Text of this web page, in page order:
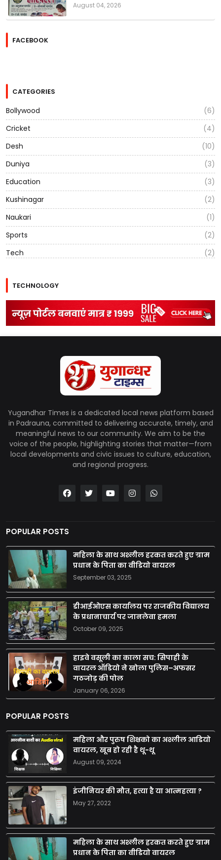
August 04, 2026
FACEBOOK
CATEGORIES
Bollywood
(6)
Cricket
(4)
Desh
(10)
Duniya
(3)
Education
(3)
Kushinagar
(2)
Naukari
(1)
Sports
(2)
Tech
(2)
TECHNOLOGY
Yugandhar Times is a dedicated local news platform based
in Padrauna, committed to delivering accurate, timely, and
meaningful news to our community. We aim to be the
voice of the people, highlighting stories that matter—from
local developments and civic issues to culture, education,
and regional progress.
POPULAR POSTS
महिला के साथ अश्लील हरकत करते हुए ग्राम
प्रधान के पिता का वीडियो वायरल
September 03, 2025
डीआईओएस कार्यालय पर राजकीय विद्यालय
के प्रधानाचार्य पर जानलेवा हमला
October 09, 2025
हाइवे वसूली का काला सच: सिपाही के
वायरल ऑडियो ने खोला पुलिस–अफसर
गठजोड़ की पोल
January 06, 2026
POPULAR POSTS
महिला और पुरुष शिक्षको का अश्लील आडियो
वायरल, खूब हो रही है थू-थू
August 09, 2024
इंजीनियर की मौत, हत्या है या आत्महत्या ?
May 27, 2022
महिला के साथ अश्लील हरकत करते हुए ग्राम
प्रधान के पिता का वीडियो वायरल